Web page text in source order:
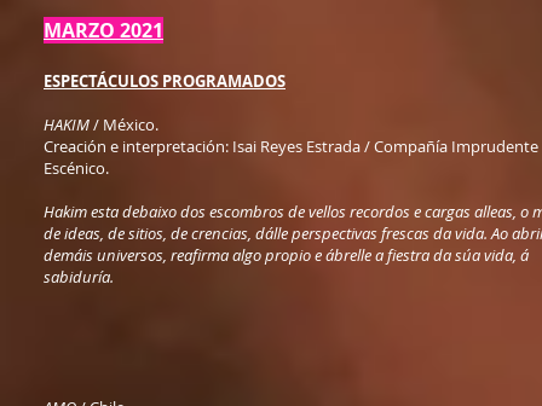
MARZO 2021
ESPECTÁCULOS PROGRAMADOS
HAKIM/ México.
Creación e interpretación: Isai Reyes Estrada / Compañía
Escénico.
Hakim esta debaixo dos escombros de vellos recordos e cargas alleas, o
de ideas, de sitios, de crencias, dálle perspectivas frescas da vida. Ao
demáis universos, reafirma algo propio e ábrelle a fiestra da súa vida, á
sabiduría.